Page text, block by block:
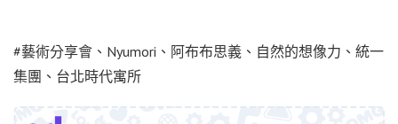
#藝術分享會、Nyumori、阿布布思義、自然的想像力、統一
集團、台北時代寓所